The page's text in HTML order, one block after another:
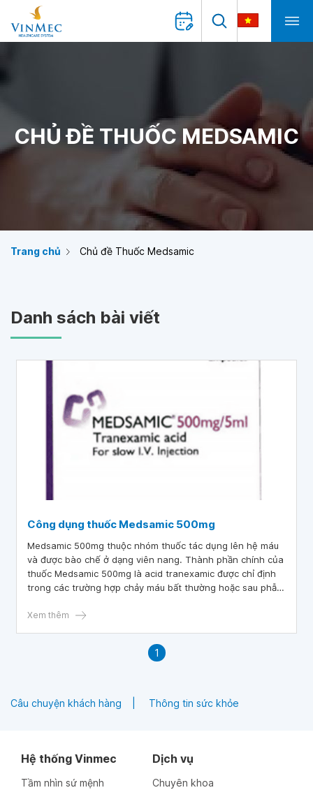
CHỦ ĐỀ THUỐC MEDSAMIC
Trang chủ Chủ đề Thuốc Medsamic
Danh sách bài viết
Công dụng thuốc Medsamic 500mg
Medsamic 500mg thuộc nhóm thuốc tác dụng lên hệ máu
và được bào chế ở dạng viên nang. Thành phần chính của
thuốc Medsamic 500mg là acid tranexamic được chỉ định
trong các trường hợp chảy máu bất thường hoặc sau phẫu
Medsamic 500mg có thể gây ra một số tác dụng phụ
Xem thêm
1
Câu chuyện khách hàng Thông tin sức khỏe
Hệ thống Vinmec
Tầm nhìn sứ mệnh
Dịch vụ
Chuyên khoa